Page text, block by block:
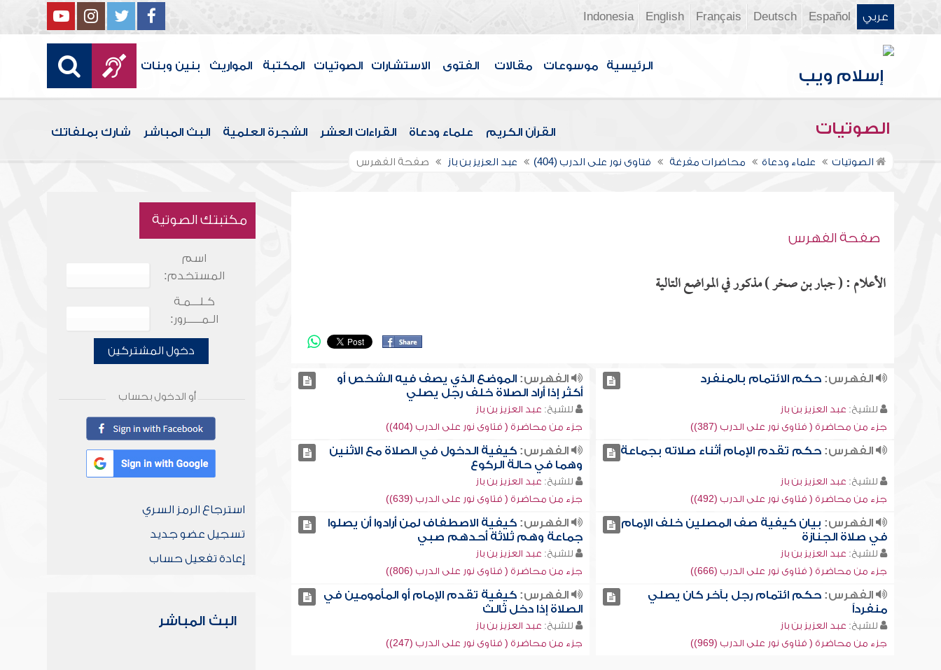
عربي Español
Deutsch
Français
English
Indonesia
الرئيسية موسوعات مقالات الفتوى الاستشارات الصوتيات المكتبة المواريث بنين وبنات
الصوتيات القرآن الكريم علماء ودعاة القراءات العشر الشجرة العلمية البث المباشر شارك بملفاتك
الصوتيات علماء ودعاة محاضرات مفرغة فتاوى نور على الدرب (404) عبد العزيز بن باز صفحة الفهرس
صفحة الفهرس
الأعلام : ( جبار بن صخر ) مذكور في المواضع التالية
الفهرس:حكم الائتمام بالمنفرد
للشيخ: عبد العزيز بن باز
جزء من محاضرة ( فتاوى نور على الدرب (387))
الفهرس: الموضع الذي يصف فيه الشخص أو
أكثر إذا أراد الصلاة خلف رجل يصلي
للشيخ: عبد العزيز بن باز
جزء من محاضرة ( فتاوى نور على الدرب (404))
الفهرس:حكم تقدم الإمام أثناء صلاته بجماعة
للشيخ: عبد العزيز بن باز
جزء من محاضرة ( فتاوى نور على الدرب (492))
الفهرس: كيفية الدخول في الصلاة مع الاثنين
وهما في حالة الركوع
للشيخ: عبد العزيز بن باز
جزء من محاضرة ( فتاوى نور على الدرب (639))
الفهرس: بيان كيفية صف المصلين خلف الإمام
في صلاة الجنازة
للشيخ: عبد العزيز بن باز
جزء من محاضرة ( فتاوى نور على الدرب (666))
الفهرس: كيفية الاصطفاف لمن أرادوا أن يصلوا
جماعة وهم ثلاثة أحدهم صبي
للشيخ: عبد العزيز بن باز
جزء من محاضرة ( فتاوى نور على الدرب (806))
الفهرس:حكم ائتمام رجل بآخر كان يصلي
منفرداً
للشيخ: عبد العزيز بن باز
جزء من محاضرة ( فتاوى نور على الدرب (969))
الفهرس: كيفية تقدم الإمام أو المأمومين في
الصلاة إذا دخل ثالث
للشيخ: عبد العزيز بن باز
جزء من محاضرة ( فتاوى نور على الدرب (247))
مكتبتك الصوتية
اسم
المستخدم:
كـلـــمـة
الـمـــــرور:
دخول المشتركين
أو الدخول بحساب
استرجاع الرمز السري
تسجيل عضو جديد
إعادة تفعيل حساب
البث المباشر